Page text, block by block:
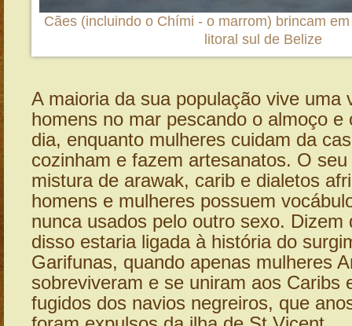
Cães (incluindo o Chími - o marrom) brincam
litoral sul de Belize
A maioria da sua população vive uma
homens no mar pescando o almoço e
dia, enquanto mulheres cuidam da
cozinham e fazem artesanatos. O
mistura de arawak, carib e dialetos
homens e mulheres possuem
nunca usados pelo outro sexo. Dizem
disso estaria ligada à história do
Garifunas, quando apenas mulheres
sobreviveram e se uniram aos Caribs
fugidos dos navios negreiros, que